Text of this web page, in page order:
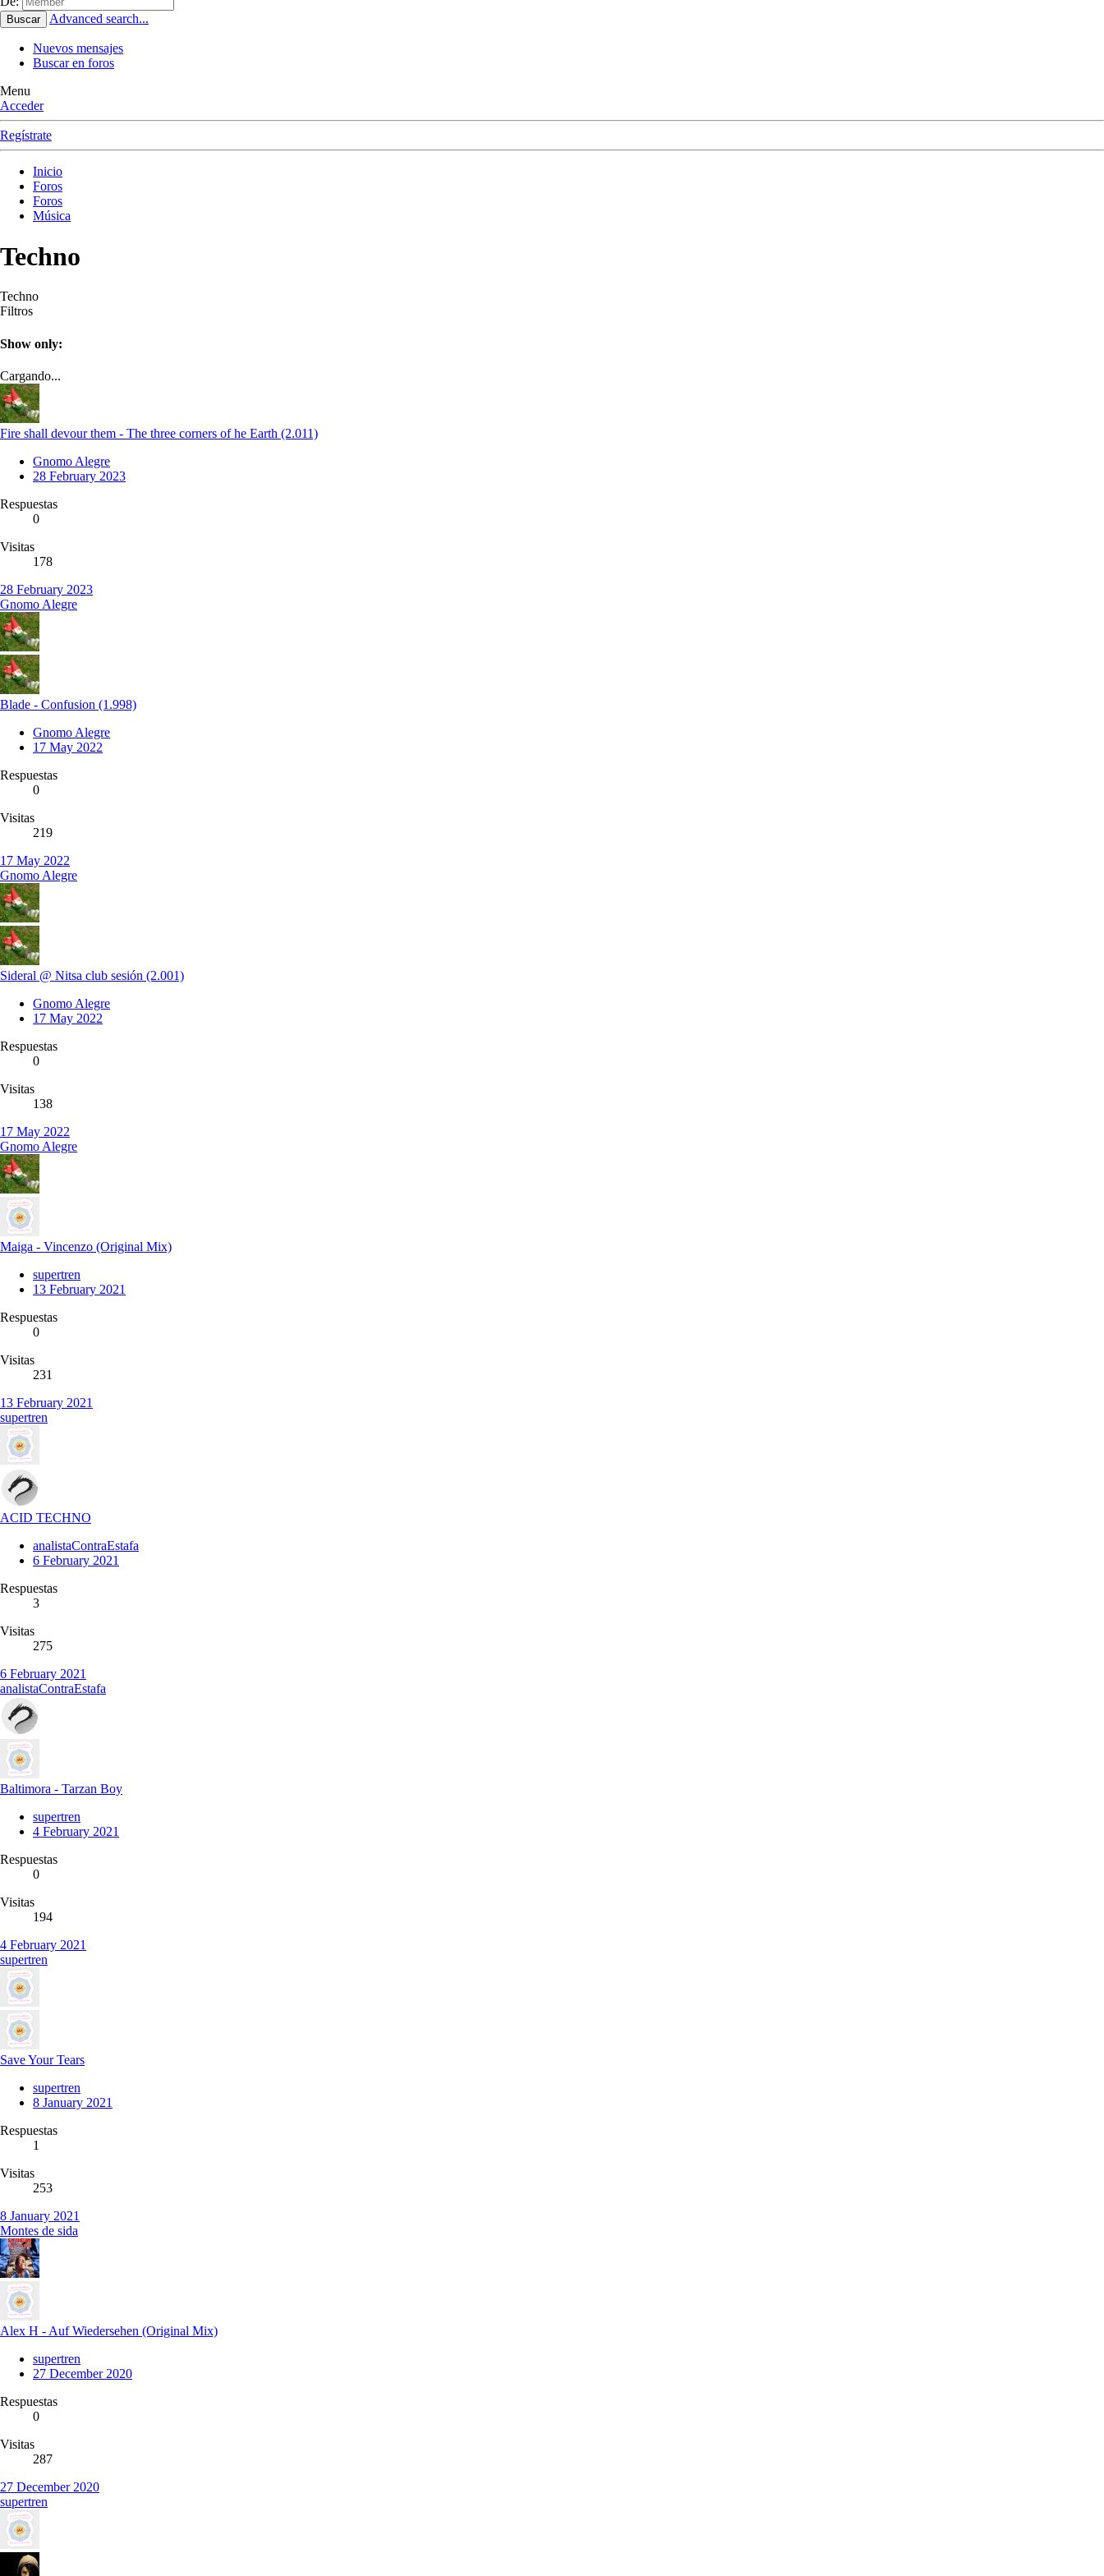
Buscar Advanced search...
Nuevos mensajes
Buscar en foros
Menu
Acceder
Regístrate
Inicio
Foros
Foros
Música
Techno
Techno
Filtros
Show only:
Cargando...
Fire shall devour them - The three corners of he Earth (2.011)
Gnomo Alegre
28 February 2023
Respuestas
0
Visitas
178
28 February 2023
Gnomo Alegre
Blade - Confusion (1.998)
Gnomo Alegre
17 May 2022
Respuestas
0
Visitas
219
17 May 2022
Gnomo Alegre
Sideral @ Nitsa club sesión (2.001)
Gnomo Alegre
17 May 2022
Respuestas
0
Visitas
138
17 May 2022
Gnomo Alegre
Maiga - Vincenzo (Original Mix)
supertren
13 February 2021
Respuestas
0
Visitas
231
13 February 2021
supertren
ACID TECHNO
analistaContraEstafa
6 February 2021
Respuestas
3
Visitas
275
6 February 2021
analistaContraEstafa
Baltimora - Tarzan Boy
supertren
4 February 2021
Respuestas
0
Visitas
194
4 February 2021
supertren
Save Your Tears
supertren
8 January 2021
Respuestas
1
Visitas
253
8 January 2021
Montes de sida
Alex H - Auf Wiedersehen (Original Mix)
supertren
27 December 2020
Respuestas
0
Visitas
287
27 December 2020
supertren